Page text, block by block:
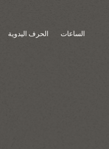
الساعات الحرف اليدوية